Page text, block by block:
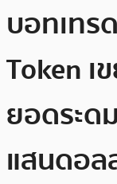
บอทเทร
Token เ
ยอดระด
แสนดอล